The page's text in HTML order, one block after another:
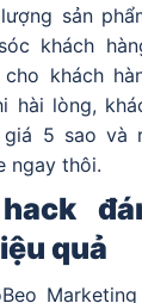
sản
khách
khách
hài lòng,
5 sao và
ngay thôi.
quả